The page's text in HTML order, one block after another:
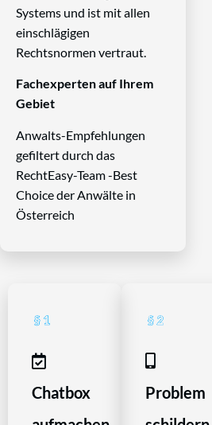
Systems und ist mit allen
einschlägigen
Rechtsnormen vertraut.
Fachexperten auf Ihrem
Gebiet
Anwalts-Empfehlungen
gefiltert durch das
RechtEasy-Team -Best
Choice der Anwälte in
Österreich
Chatbox
Problem